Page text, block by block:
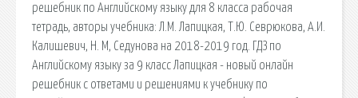
решебник по Английскому языку для 8 класса рабочая
тетрадь, авторы учебника: Л.М. Лапицкая, Т.Ю. Севрюкова, А.И.
Калишевич, Н. М, Седунова на 2018-2019 год. ГДЗ по
Английскому языку за 9 класс Лапицкая - новый онлайн
решебник с ответами и решениями к учебнику по